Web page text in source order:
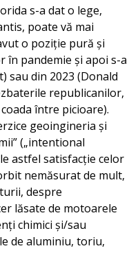
s-a dat o lege,
poate vă mai
o poziție pură și
pandemie și apoi s-a
sau din 2023 (Donald
republicanilor,
între picioare).
geoingineria și
(„intentional
astfel satisfacție celor
nemăsurat de mult,
despre
lăsate de motoarele
chimici și/sau
de aluminiu, toriu,